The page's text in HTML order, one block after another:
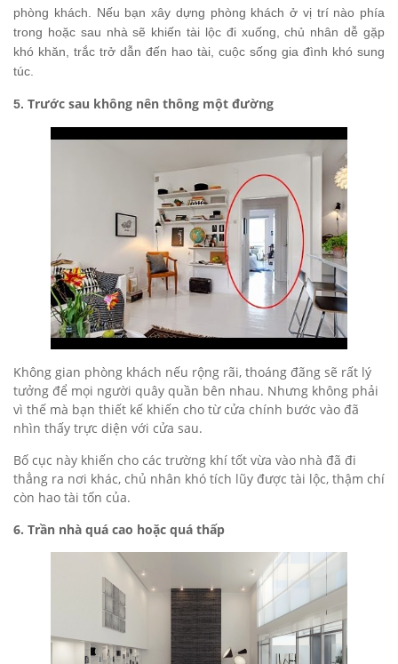
phòng khách. Nếu bạn xây dựng phòng khách ở vị trí nào phía
trong hoặc sau nhà sẽ khiến tài lộc đi xuống, chủ nhân dễ gặp
khó khăn, trắc trở dẫn đến hao tài, cuộc sống gia đình khó sung
túc.
5. Trước sau không nên thông một đường
Không gian phòng khách nếu rộng rãi, thoáng đãng sẽ rất lý
tưởng để mọi người quây quần bên nhau. Nhưng không phải
vì thế mà bạn thiết kế khiến cho từ cửa chính bước vào đã
nhìn thấy trực diện với cửa sau.
Bố cục này khiến cho các trường khí tốt vừa vào nhà đã đi
thẳng ra nơi khác, chủ nhân khó tích lũy được tài lộc, thậm chí
còn hao tài tốn của.
6. Trần nhà quá cao hoặc quá thấp